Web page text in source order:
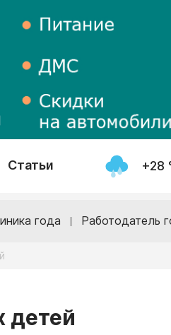
Статьи +28
года Работодатель
детей